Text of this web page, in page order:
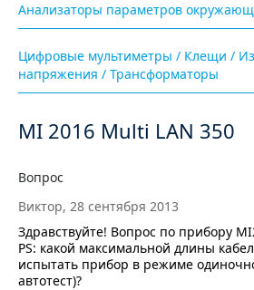
Анализаторы параметров
Цифровые мультиметры / Клещи /
напряжения / Трансформаторы
MI 2016 Multi LAN 350
Вопрос
Виктор, 28 сентября 2013
Здравствуйте! Вопрос по прибору
PS: какой максимальной длины
испытать прибор в режиме
автотест)?